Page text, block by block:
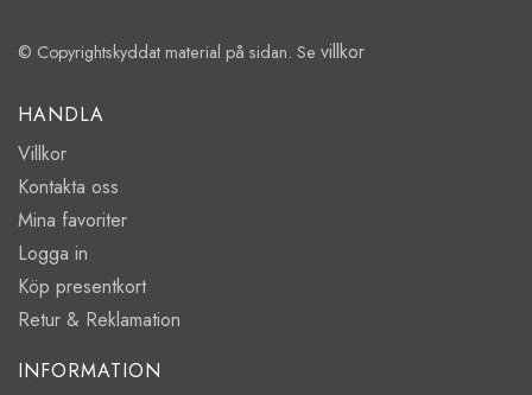
© Copyrightskyddat material på sidan. Se villkor
HANDLA
Villkor
Kontakta oss
Mina favoriter
Logga in
Köp presentkort
Retur & Reklamation
INFORMATION